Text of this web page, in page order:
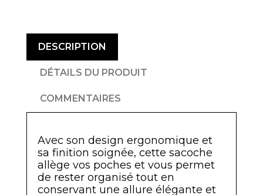
DESCRIPTION
DÉTAILS DU PRODUIT
COMMENTAIRES
Avec son design ergonomique et
sa finition soignée, cette sacoche
allège vos poches et vous permet
de rester organisé tout en
conservant une allure élégante et